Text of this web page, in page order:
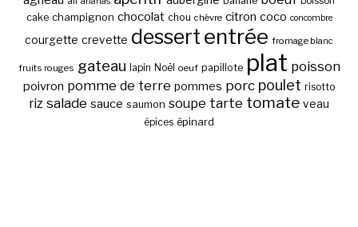
cake champignon chocolat chou chèvre citron coco concombre
courgette crevette dessert entrée fromage blanc
fruits rouges gateau lapin Noël oeuf papillote plat poisson
poivron pomme de terre pommes porc poulet risotto
riz salade sauce saumon soupe tarte tomate veau
épices épinard